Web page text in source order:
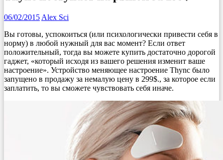
06/02/2015 Alex Sci
Вы готовы, успокоиться (или психологически привести себя в
норму) в любой нужный для вас момент? Если ответ
положительный, тогда вы можете купить достаточно дорогой
гаджет, «который исходя из вашего решения изменит ваше
настроение». Устройство меняющее настроение Thync было
запущено в продажу за немалую цену в 299$., за которое если
заплатить, то вы сможете чувствовать себя иначе.